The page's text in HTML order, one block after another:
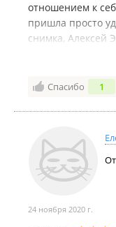
отношением к
пришла просто
снимка, Алексей
потом закрыть
"профессионалу-
кисту. Вобщем
сделали снимок
мне
зуб... Слов нет!
Спасибо 1
24 ноября 2020 г.